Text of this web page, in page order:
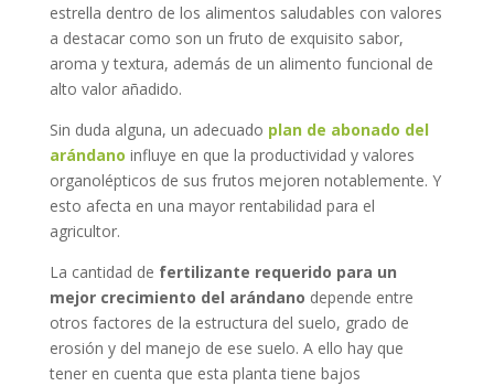
estrella dentro de los alimentos saludables con valores
a destacar como son un fruto de exquisito sabor,
aroma y textura, además de un alimento funcional de
alto valor añadido.
Sin duda alguna, un adecuado plan de abonado del
arándano influye en que la productividad y valores
organolépticos de sus frutos mejoren notablemente. Y
esto afecta en una mayor rentabilidad para el
agricultor.
La cantidad de fertilizante requerido para un
mejor crecimiento del arándano depende entre
otros factores de la estructura del suelo, grado de
erosión y del manejo de ese suelo. A ello hay que
tener en cuenta que esta planta tiene bajos